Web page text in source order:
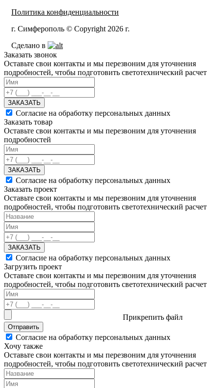
Политика конфиденциальности
г. Симферополь © Copyright 2026 г.
Сделано в
Заказать звонок
Оставьте свои контакты и мы перезвоним для уточнения
подробностей, чтобы подготовить светотехнический расчет
ЗАКАЗАТЬ
Согласие на обработку персональных данных
Заказать товар
Оставьте свои контакты и мы перезвоним для уточнения
подробностей
ЗАКАЗАТЬ
Согласие на обработку персональных данных
Заказать проект
Оставьте свои контакты и мы перезвоним для уточнения
подробностей, чтобы подготовить светотехнический расчет
ЗАКАЗАТЬ
Согласие на обработку персональных данных
Загрузить проект
Оставьте свои контакты и мы перезвоним для уточнения
подробностей, чтобы подготовить светотехнический расчет
Прикрепить файл
Отправить
Согласие на обработку персональных данных
Хочу также
Оставьте свои контакты и мы перезвоним для уточнения
подробностей, чтобы подготовить светотехнический расчет